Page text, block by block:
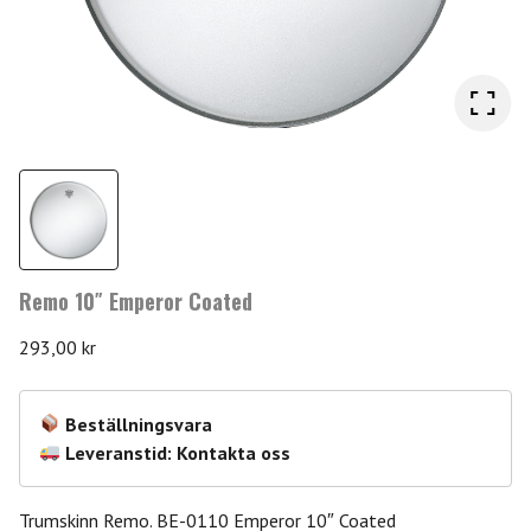
Remo 10″ Emperor Coated
293,00 kr
Beställningsvara
Leveranstid: Kontakta oss
Trumskinn Remo. BE-0110 Emperor 10″ Coated